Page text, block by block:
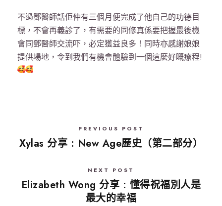
不過鄧醫師話佢仲有三個月便完成了他自己的功德目
標，不會再義診了，有需要的同修真係要把握最後機
會同鄧醫師交流吓，必定獲益良多！同時亦感謝娘娘
提供場地，令到我們有機會體驗到一個這麼好嘅療程!
PREVIOUS POST
Xylas 分享 : New Age歷史（第二部分）
NEXT POST
Elizabeth Wong 分享 : 懂得祝福別人是
最大的幸福